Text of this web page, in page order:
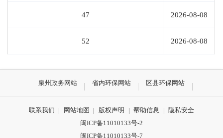
47 2026-08-08
52 2026-08-08
泉州政务网站 省内环保网站 区县环保网站
联系我们 | 网站地图 | 版权声明 | 帮助信息 | 隐私安全
闽ICP备11010133号-2
闽ICP备11010133号-7